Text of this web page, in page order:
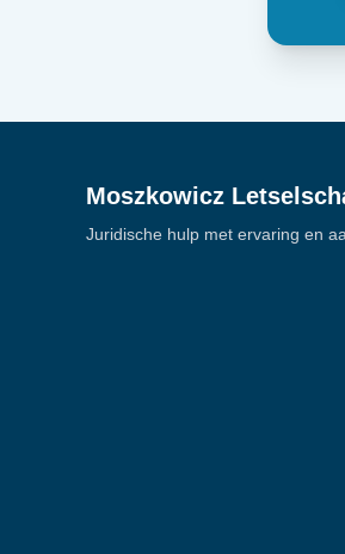
Moszkowicz
Juridische hulp met ervaring en